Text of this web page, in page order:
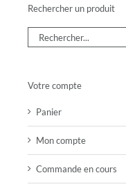
Rechercher un produit
Votre compte
Panier
Mon compte
Commande en cours